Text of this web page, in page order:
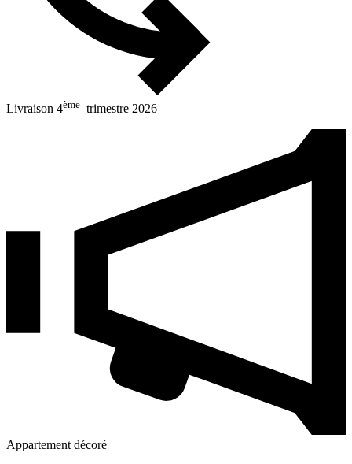
Livraison 4ème trimestre 2026
Appartement décoré